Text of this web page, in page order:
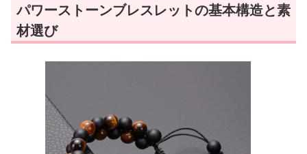
パワーストーンブレスレットの基本構造と素
材選び